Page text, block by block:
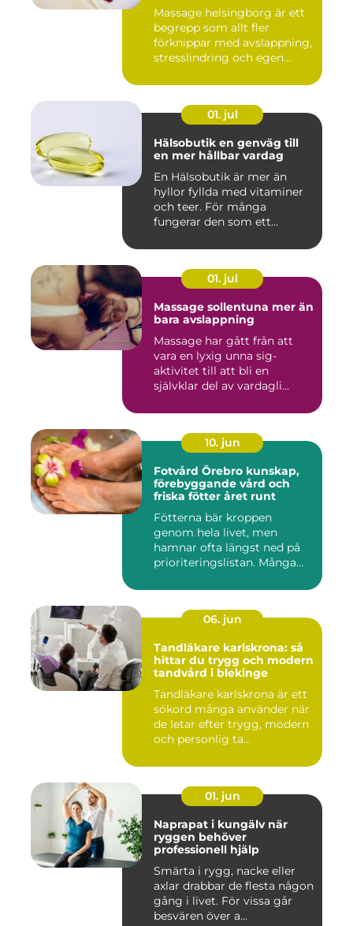
Massage helsingborg är ett
begrepp som allt fler
förknippar med avslappning,
stresslindring och egen...
01. jul
Hälsobutik en genväg till
en mer hållbar vardag
En Hälsobutik är mer än
hyllor fyllda med vitaminer
och teer. För många
fungerar den som ett
01. jul
Massage sollentuna mer än
bara avslappning
Massage har gått från att
vara en lyxig unna sig-
aktivitet till att bli en
självklar del av vardagli...
10. jun
Fotvård Örebro kunskap,
förebyggande vård och
friska fötter året runt
Fötterna bär kroppen
genom hela livet, men
hamnar ofta längst ned på
prioriteringslistan. Många
06. jun
Tandläkare karlskrona: så
hittar du trygg och modern
tandvård i blekinge
Tandläkare karlskrona är ett
sökord många använder när
de letar efter trygg, modern
och personlig ta...
01. jun
Naprapat i kungälv när
ryggen behöver
professionell hjälp
Smärta i rygg, nacke eller
axlar drabbar de flesta någon
gång i livet. För vissa går
besvären över a...